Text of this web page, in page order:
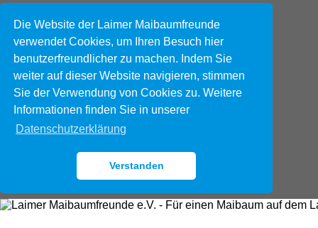
Die Website der Laimer Maibaumfreunde
verwendet Cookies, um Ihren Besuch hier
benutzerfreundlicher zu machen. Indem Sie
weiter auf dieser Website navigieren, stimmen
Sie der Verwendung von Cookies zu. Weitere
Informationen finden Sie in unserer
Datenschutzerklärung
Verstanden